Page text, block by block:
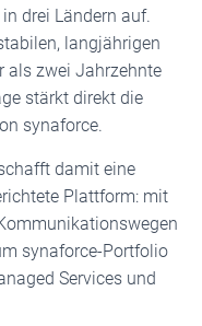
drei Ländern auf.
langjährigen
als zwei Jahrzehnte
stärkt direkt die
synaforce.
damit eine
Plattform: mit
synaforce-Portfolio
Services und